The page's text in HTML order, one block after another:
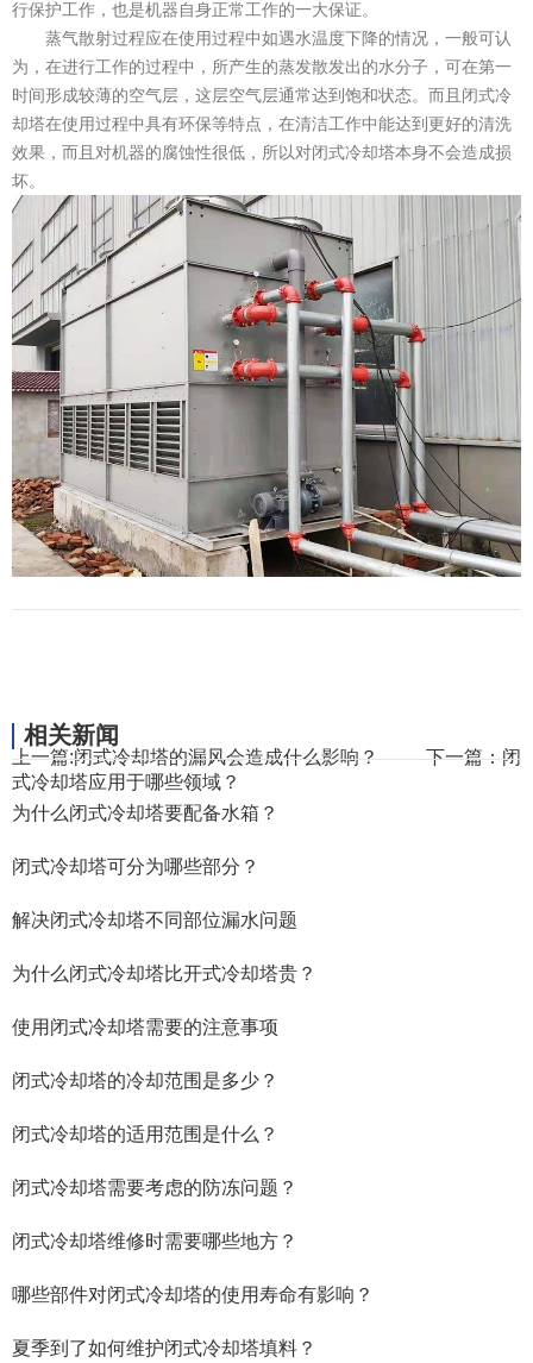
行保护工作，也是机器自身正常工作的一大保证。
蒸气散射过程应在使用过程中如遇水温度下降的情况，一般可认
为，在进行工作的过程中，所产生的蒸发散发出的水分子，可在第一
时间形成较薄的空气层，这层空气层通常达到饱和状态。而且闭式冷
却塔在使用过程中具有环保等特点，在清洁工作中能达到更好的清洗
效果，而且对机器的腐蚀性很低，所以对闭式冷却塔本身不会造成损
坏。
上一篇:闭式冷却塔的漏风会造成什么影响？下一篇：闭
式冷却塔应用于哪些领域？
相关新闻
为什么闭式冷却塔要配备水箱？
闭式冷却塔可分为哪些部分？
解决闭式冷却塔不同部位漏水问题
为什么闭式冷却塔比开式冷却塔贵？
使用闭式冷却塔需要的注意事项
闭式冷却塔的冷却范围是多少？
闭式冷却塔的适用范围是什么？
闭式冷却塔需要考虑的防冻问题？
闭式冷却塔维修时需要哪些地方？
哪些部件对闭式冷却塔的使用寿命有影响？
夏季到了如何维护闭式冷却塔填料？